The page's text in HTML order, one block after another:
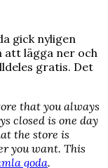
gick nyligen
att lägga ner och
gratis. Det
that you always
closed is one day
the store is
you want. This
goda.